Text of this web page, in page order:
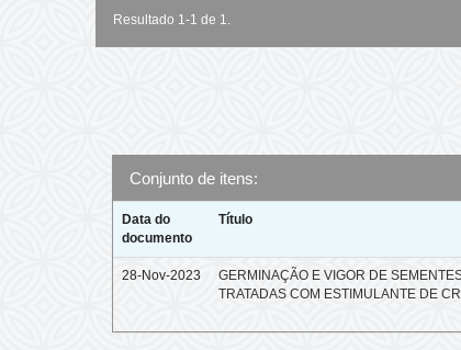
Resultado 1-1 de 1.
Conjunto de itens:
Data do
documento
Título
28-Nov-2023
GERMINAÇÃO E VIGOR DE
TRATADAS COM ESTIMULANTE DE